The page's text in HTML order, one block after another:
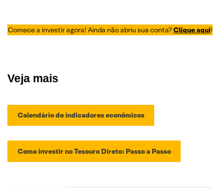
Comece a investir agora! Ainda não abriu sua conta?Clique aqui!
Veja mais
Calendário de indicadores econômicos
Como investir no Tesouro Direto: Passo a Passo